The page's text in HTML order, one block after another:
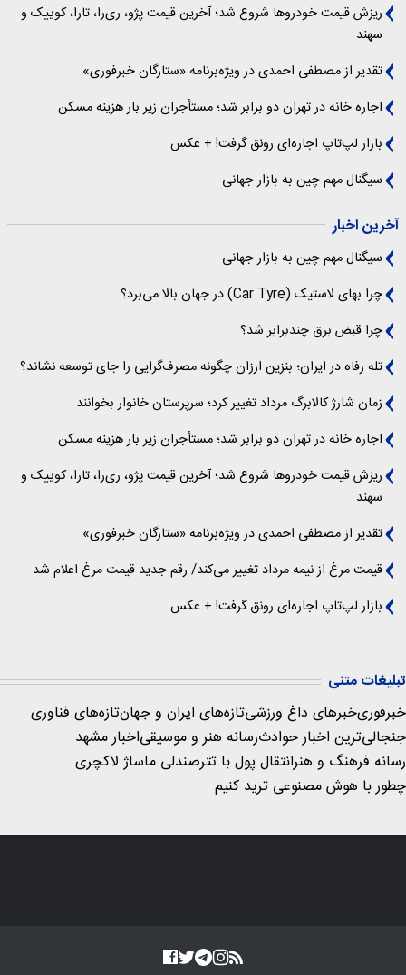
ریزش قیمت خودروها شروع شد؛ آخرین قیمت پژو، ری‌را، تارا، کوییک و
سهند
تقدیر از مصطفی احمدی در ویژه‌برنامه «ستارگان خبرفوری»
اجاره خانه در تهران دو برابر شد؛ مستأجران زیر بار هزینه مسکن
بازار لپ‌تاپ اجاره‌ای رونق گرفت! + عکس
سیگنال‌ مهم چین به بازار جهانی
آخرین اخبار
سیگنال‌ مهم چین به بازار جهانی
چرا بهای لاستیک (Car Tyre) در جهان بالا می‌برد؟
چرا قبض برق چندبرابر شد؟
تله رفاه در ایران؛ بنزین ارزان چگونه مصرف‌گرایی را جای توسعه نشاند؟
زمان شارژ کالابرگ مرداد تغییر کرد؛ سرپرستان خانوار بخوانند
اجاره خانه در تهران دو برابر شد؛ مستأجران زیر بار هزینه مسکن
ریزش قیمت خودروها شروع شد؛ آخرین قیمت پژو، ری‌را، تارا، کوییک و
سهند
تقدیر از مصطفی احمدی در ویژه‌برنامه «ستارگان خبرفوری»
قیمت مرغ از نیمه مرداد تغییر می‌کند/ رقم جدید قیمت مرغ اعلام شد
بازار لپ‌تاپ اجاره‌ای رونق گرفت! + عکس
تبلیغات متنی
خبرفوریخبرهای داغ ورزشیتازه‌های ایران و جهانتازه‌های فناوری
جنجالی‌ترین اخبار حوادثرسانه هنر و موسیقیاخبار مشهد
رسانه فرهنگ و هنرانتقال پول با تترصندلی ماساژ لاکچری
چطور با هوش مصنوعی ترید کنیم